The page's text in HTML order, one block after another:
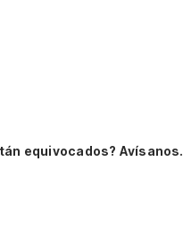
equivocados? Avísanos.